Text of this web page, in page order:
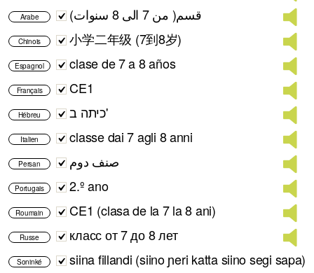
Arabe قسم( من 7 الى 8 سنوات)
Chinois 小学二年级 (7到8岁)
Espagnol clase de 7 a 8 años
Français CE1
Hébreu כיתה ב'
Italien classe dai 7 agli 8 anni
Persan صنف دوم
Portugais 2.º ano
Roumain CE1 (clasa de la 7 la 8 ani)
Russe класс от 7 до 8 лет
Soninké siina fillandi (siino ɲeri katta siino segi sapa)